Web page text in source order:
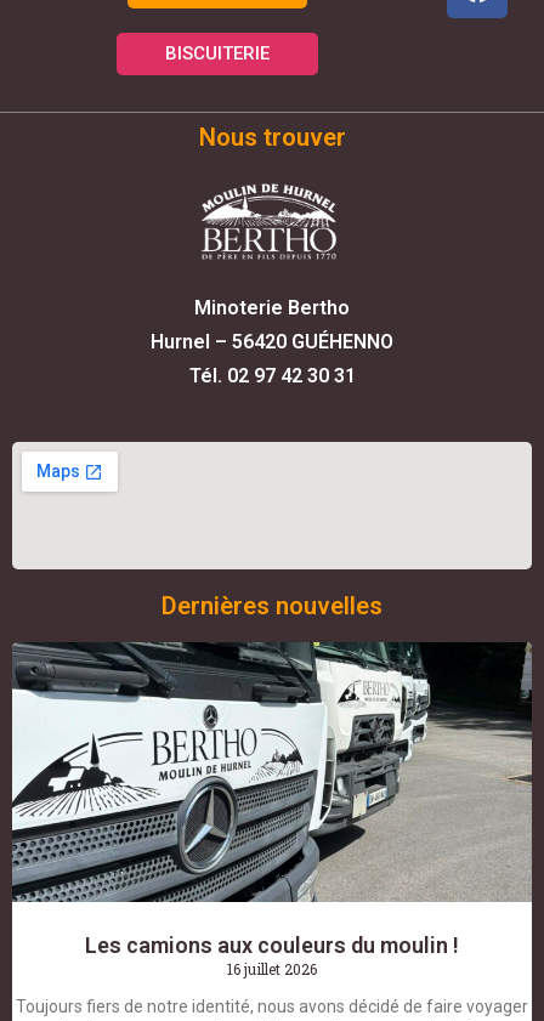
BISCUITERIE
Nous trouver
Minoterie Bertho
Hurnel – 56420 GUÉHENNO
Tél. 02 97 42 30 31
Dernières nouvelles
Les camions aux couleurs du moulin !
16 juillet 2026
Toujours fiers de notre identité, nous avons décidé de faire voyager